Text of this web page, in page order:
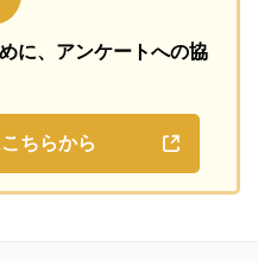
に、 アンケートへの協
ちらから